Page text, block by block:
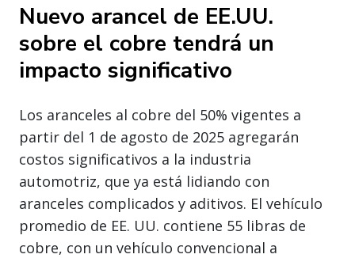
Nuevo arancel de EE.UU.
sobre el cobre tendrá un
impacto significativo
Los aranceles al cobre del 50% vigentes a
partir del 1 de agosto de 2025 agregarán
costos significativos a la industria
automotriz, que ya está lidiando con
aranceles complicados y aditivos. El vehículo
promedio de EE. UU. contiene 55 libras de
cobre, con un vehículo convencional a